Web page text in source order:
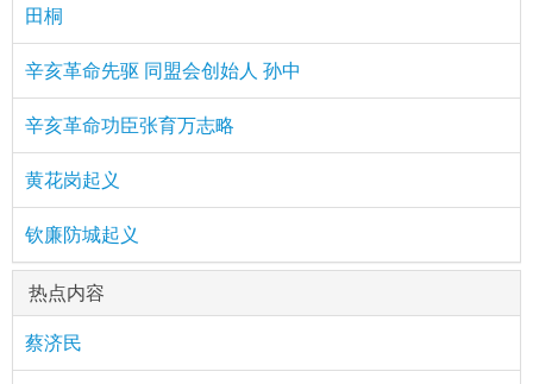
田桐
辛亥革命先驱 同盟会创始人 孙中
辛亥革命功臣张育万志略
黄花岗起义
钦廉防城起义
热点内容
蔡济民